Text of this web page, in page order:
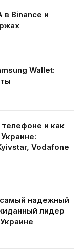
в Binance и
Wallet:
и как
Vodafone
надежный
лидер